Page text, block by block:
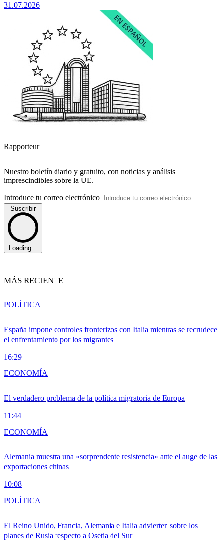
31.07.2026
Rapporteur
Nuestro boletín diario y gratuito, con noticias y análisis
imprescindibles sobre la UE.
Introduce tu correo electrónico
Suscribir
Loading...
MÁS RECIENTE
España impone controles fronterizos con Italia mientras se recrudece
el enfrentamiento por los migrantes
16:29
POLÍTICA
El verdadero problema de la política migratoria de Europa
11:44
ECONOMÍA
Alemania muestra una «sorprendente resistencia» ante el auge de las
exportaciones chinas
10:08
ECONOMÍA
El Reino Unido, Francia, Alemania e Italia advierten sobre los
planes de Rusia respecto a Osetia del Sur
POLÍTICA